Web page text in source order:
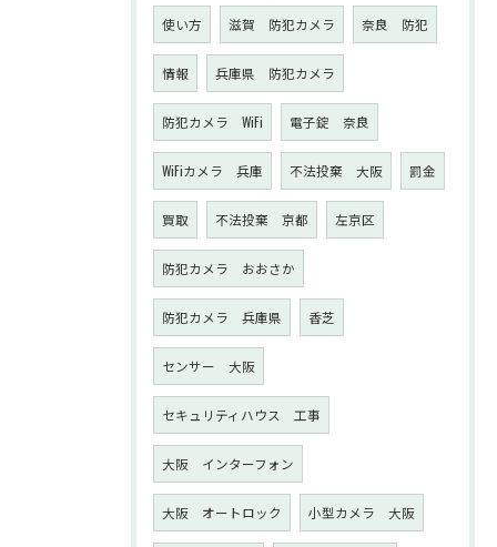
使い方 滋賀 防犯カメラ 奈良 防犯
情報 兵庫県 防犯カメラ
防犯カメラ WiFi 電子錠 奈良
WiFiカメラ 兵庫 不法投棄 大阪 罰金
買取 不法投棄 京都 左京区
防犯カメラ おおさか
防犯カメラ 兵庫県 香芝
センサー 大阪
セキュリティハウス 工事
大阪 インターフォン
大阪 オートロック 小型カメラ 大阪